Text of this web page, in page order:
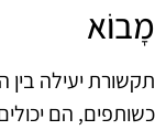
מָבוֹא
תקשורת יעילה בין
כשותפים, הם